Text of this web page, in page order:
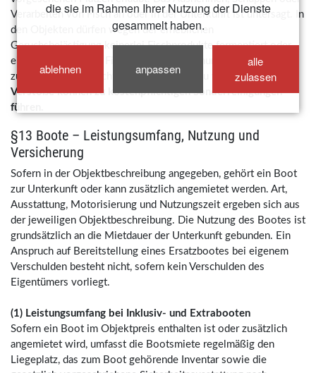
die sie im Rahmen Ihrer Nutzung der Dienste
gesammelt haben.
ablehnen anpassen
alle
zulassen
Verarbeiten von Fisch an oder in der Unterkunft ist untersagt. In
den Objekten dürfen wegen der erheblichen
Geruchsbelästigung keinerlei Fischprodukte fermentiert oder
eingekocht werden. Fischabfälle sind ordnungsgemäß auf See
zu entsorgen und nicht ins Hafenbecken zu werfen.
Verstöße können zu kostenpflichtigen Sonderreinigungen
führen.
§13 Boote – Leistungsumfang, Nutzung und
Versicherung
Sofern in der Objektbeschreibung angegeben, gehört ein Boot
zur Unterkunft oder kann zusätzlich angemietet werden. Art,
Ausstattung, Motorisierung und Nutzungszeit ergeben sich aus
der jeweiligen Objektbeschreibung. Die Nutzung des Bootes ist
grundsätzlich an die Mietdauer der Unterkunft gebunden. Ein
Anspruch auf Bereitstellung eines Ersatzbootes bei eigenem
Verschulden besteht nicht, sofern kein Verschulden des
Eigentümers vorliegt.
(1) Leistungsumfang bei Inklusiv- und Extrabooten
Sofern ein Boot im Objektpreis enthalten ist oder zusätzlich
angemietet wird, umfasst die Bootsmiete regelmäßig den
Liegeplatz, das zum Boot gehörende Inventar sowie die